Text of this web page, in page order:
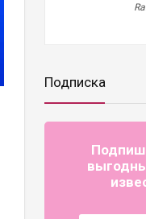
Подписка